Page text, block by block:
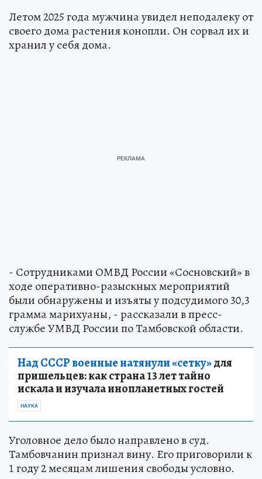
Летом 2025 года мужчина увидел неподалеку от
своего дома растения конопли. Он сорвал их и
хранил у себя дома.
- Сотрудниками ОМВД России «Сосновский» в
ходе оперативно-разыскных мероприятий
были обнаружены и изъяты у подсудимого 30,3
грамма марихуаны, - рассказали в пресс-
службе УМВД России по Тамбовской области.
Над СССР военные натянули «сетку»для
пришельцев: как страна 13 лет тайно
искала и изучала инопланетных гостей
НАУКА
Уголовное дело было направлено в суд.
Тамбовчанин признал вину. Его приговорили к
1 году 2 месяцам лишения свободы условно.